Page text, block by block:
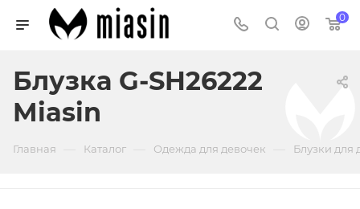
0
Блузка G-SH26222
Miasin
Главная Каталог Одежда для девочек Блузки для